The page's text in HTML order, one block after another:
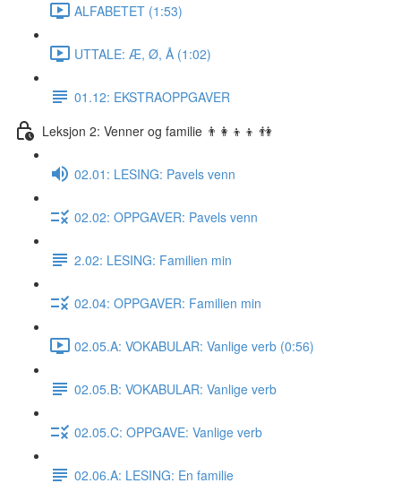
ALFABETET (1:53)
UTTALE: Æ, Ø, Å (1:02)
01.12: EKSTRAOPPGAVER
Leksjon 2: Venner og familie 👨‍👩‍👦‍👦 👫
02.01: LESING: Pavels venn
02.02: OPPGAVER: Pavels venn
2.02: LESING: Familien min
02.04: OPPGAVER: Familien min
02.05.A: VOKABULAR: Vanlige verb (0:56)
02.05.B: VOKABULAR: Vanlige verb
02.05.C: OPPGAVE: Vanlige verb
02.06.A: LESING: En familie